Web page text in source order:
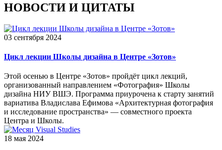
НОВОСТИ И ЦИТАТЫ
03 сентября 2024
Цикл лекции Школы дизайна в Центре «Зотов»
Этой осенью в Центре «Зотов» пройдёт цикл лекций,
организованный направлением «Фотография» Школы
дизайна НИУ ВШЭ. Программа приурочена к старту занятий
вариатива Владислава Ефимова «Архитектурная фотография
и исследование пространства» — совместного проекта
Центра и Школы.
18 мая 2024